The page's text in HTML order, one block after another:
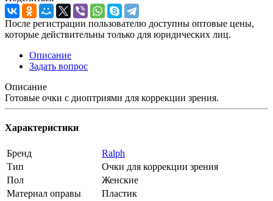
После регистрации пользователю доступны оптовые цены,
которые действительны только для юридических лиц.
Описание
Задать вопрос
Описание
Готовые очки с диоптриями для коррекции зрения.
Характеристики
Бренд
Ralph
Тип
Очки для коррекции зрения
Пол
Женские
Материал оправы
Пластик